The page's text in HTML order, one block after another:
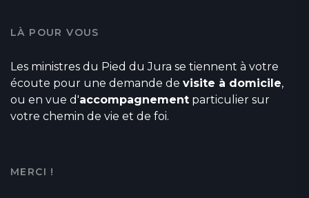
LÀ POUR VOUS
Les ministres du Pied du Jura se tiennent à votre
écoute pour une demande de visite à domicile,
ou en vue d'accompagnement particulier sur
votre chemin de vie et de foi.
MERCI !